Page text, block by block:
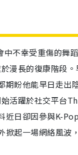
中不幸受重傷的舞
漫長的復康階段
期盼他能早日走出
活躍於社交平台
近日卻因參與K-
掀起一場網絡風波